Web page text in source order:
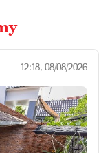
12:18, 08/08/2026